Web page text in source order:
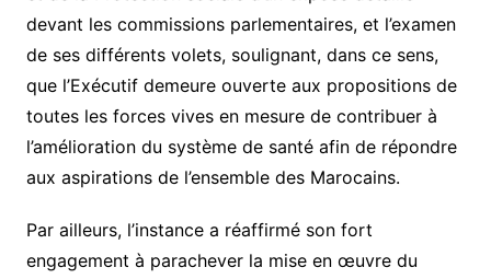
devant les commissions parlementaires, et l’examen
de ses différents volets, soulignant, dans ce sens,
que l’Exécutif demeure ouverte aux propositions de
toutes les forces vives en mesure de contribuer à
l’amélioration du système de santé afin de répondre
aux aspirations de l’ensemble des Marocains.
Par ailleurs, l’instance a réaffirmé son fort
engagement à parachever la mise en œuvre du